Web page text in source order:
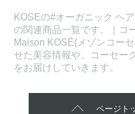
KOSEの#オーガニック ヘ
の関連商品一覧です。｜コ
Maison KOSÉ(メゾンコー
せた美容情報や、コーセー
をお届けしていきます。
ページト